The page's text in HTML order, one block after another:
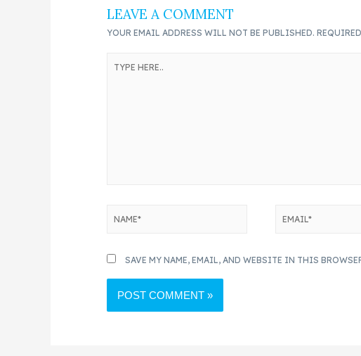
LEAVE A COMMENT
YOUR EMAIL ADDRESS WILL NOT BE PUBLISHED.
SAVE MY NAME, EMAIL, AND WEBSITE IN THIS